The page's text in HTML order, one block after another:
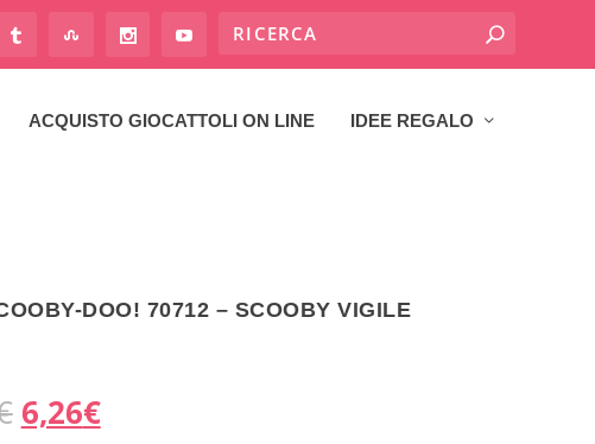
ACQUISTO GIOCATTOLI ON LINE IDEE REGALO
DOO! 70712 – SCOOBY VIGILE
I
6,26€I